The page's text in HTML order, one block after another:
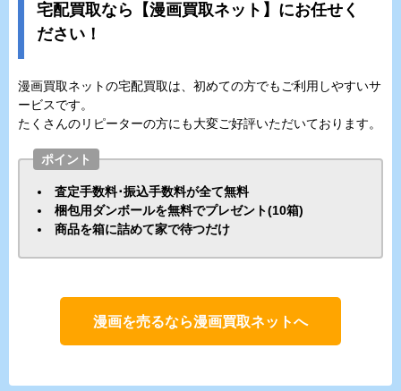
宅配買取なら【漫画買取ネット】にお任せく
ださい！
漫画買取ネットの宅配買取は、初めての方でもご利用しやすいサ
ービスです。
たくさんのリピーターの方にも大変ご好評いただいております。
ポイント
査定手数料･振込手数料が全て無料
梱包用ダンボールを無料でプレゼント(10箱)
商品を箱に詰めて家で待つだけ
漫画を売るなら漫画買取ネットへ